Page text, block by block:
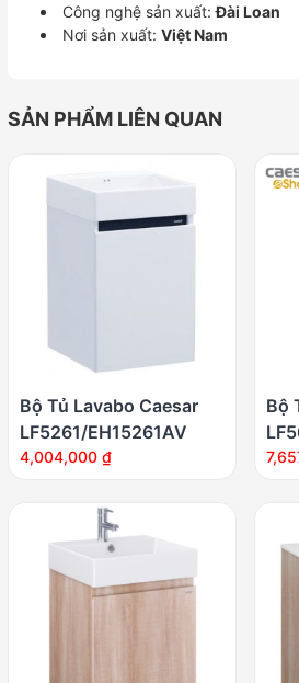
Công nghệ sản xuất:Đài Loan
Nơi sản xuất: Việt Nam
SẢN PHẨM LIÊN QUAN
Bộ Tủ Lavabo Caesar
LF5261/EH15261AV
4,004,000 ₫
Bộ